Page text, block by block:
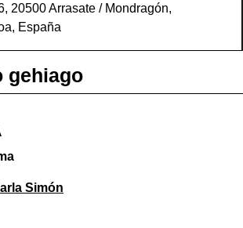
20500 Arrasate / Mondragón,
España
gehiago
Simón